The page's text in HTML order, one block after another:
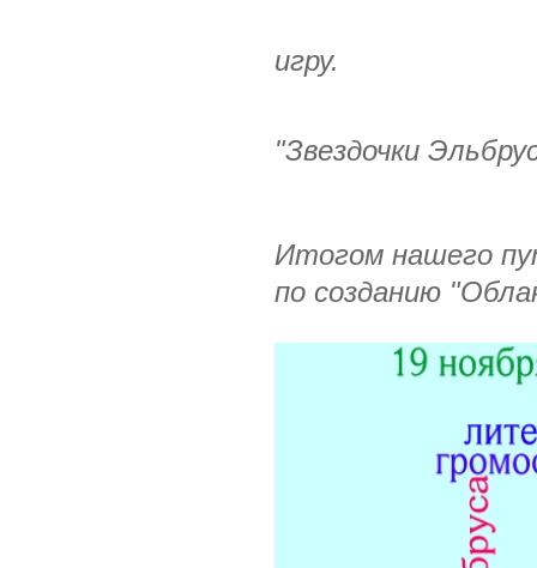
игру.
"Звездочки
Итогом нашего
по созданию